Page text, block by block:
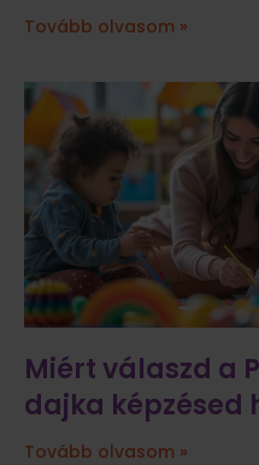
Tovább olvasom »
Miért válaszd a
dajka képzésed
Tovább olvasom »